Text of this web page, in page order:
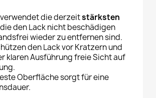
die derzeitstärksten
den Lack nicht beschädigen
wieder zu entfernen sind.
den Lack vor Kratzern und
klaren Ausführung freie Sicht auf
Oberfläche sorgt für eine